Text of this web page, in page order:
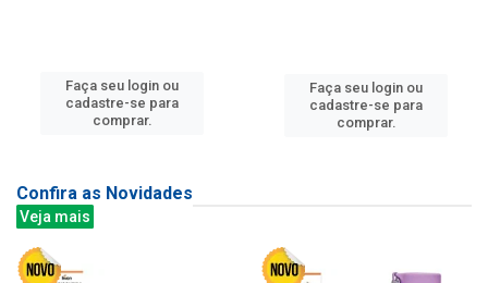
Faça seu login ou
cadastre-se para
comprar.
Faça seu login ou
cadastre-se para
comprar.
Confira as Novidades
Veja mais